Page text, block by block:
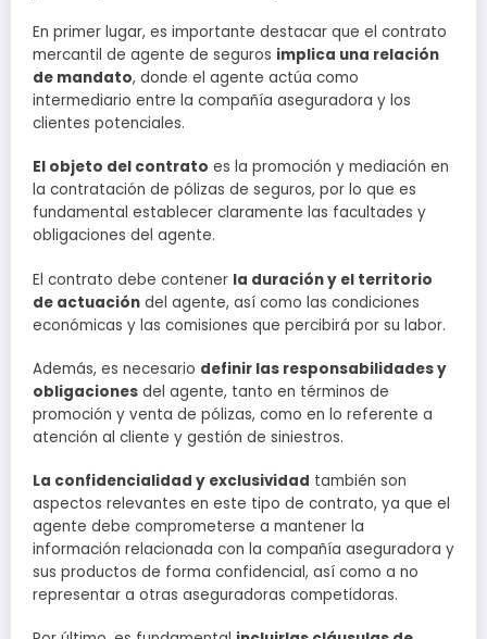
En primer lugar, es importante destacar que el contrato
mercantil de agente de seguros implica una relación
de mandato, donde el agente actúa como
intermediario entre la compañía aseguradora y los
clientes potenciales.
El objeto del contrato es la promoción y mediación en
la contratación de pólizas de seguros, por lo que es
fundamental establecer claramente las facultades y
obligaciones del agente.
El contrato debe contener la duración y el territorio
de actuación del agente, así como las condiciones
económicas y las comisiones que percibirá por su labor.
Además, es necesario definir las responsabilidades y
obligaciones del agente, tanto en términos de
promoción y venta de pólizas, como en lo referente a
atención al cliente y gestión de siniestros.
La confidencialidad y exclusividad también son
aspectos relevantes en este tipo de contrato, ya que el
agente debe comprometerse a mantener la
información relacionada con la compañía aseguradora y
sus productos de forma confidencial, así como a no
representar a otras aseguradoras competidoras.